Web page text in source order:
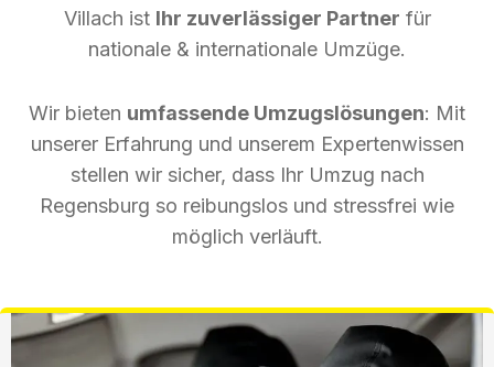
Villach ist Ihr zuverlässiger Partner für
nationale & internationale Umzüge.
Wir bieten umfassende Umzugslösungen: Mit
unserer Erfahrung und unserem Expertenwissen
stellen wir sicher, dass Ihr Umzug nach
Regensburg so reibungslos und stressfrei wie
möglich verläuft.